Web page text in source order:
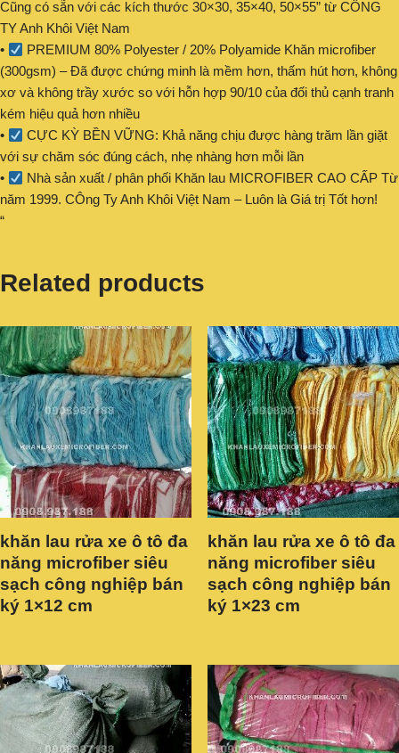
Cũng có sẵn với các kích thước 30×30, 35×40, 50×55” từ CÔNG
TY Anh Khôi Việt Nam
•
PREMIUM 80% Polyester / 20% Polyamide Khăn microfiber
(300gsm) – Đã được chứng minh là mềm hơn, thấm hút hơn, không
xơ và không trầy xước so với hỗn hợp 90/10 của đối thủ cạnh tranh
kém hiệu quả hơn nhiều
•
CỰC KỲ BỀN VỮNG: Khả năng chịu được hàng trăm lần giặt
với sự chăm sóc đúng cách, nhẹ nhàng hơn mỗi lần
•
Nhà sản xuất / phân phối Khăn lau MICROFIBER CAO CẤP Từ
năm 1999. CÔng Ty Anh Khôi Việt Nam – Luôn là Giá trị Tốt hơn!
“
Related products
khăn lau rửa xe ô tô đa
năng microfiber siêu
sạch công nghiệp bán
ký 1×12 cm
khăn lau rửa xe ô tô đa
năng microfiber siêu
sạch công nghiệp bán
ký 1×23 cm